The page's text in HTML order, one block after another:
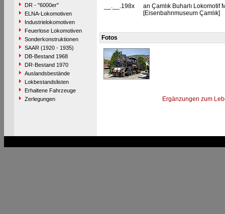
DR - "6000er"
ELNA-Lokomotiven
Industrielokomotiven
Feuerlose Lokomotiven
Sonderkonstruktionen
SAAR (1920 - 1935)
DB-Bestand 1968
DR-Bestand 1970
Auslandsbestände
Lokbestandslisten
Erhaltene Fahrzeuge
Zerlegungen
__.__.198x
an Çamlık Buharlı Lokomotif
[Eisenbahnmuseum Çamlık]
Fotos
Ergänzungen zum